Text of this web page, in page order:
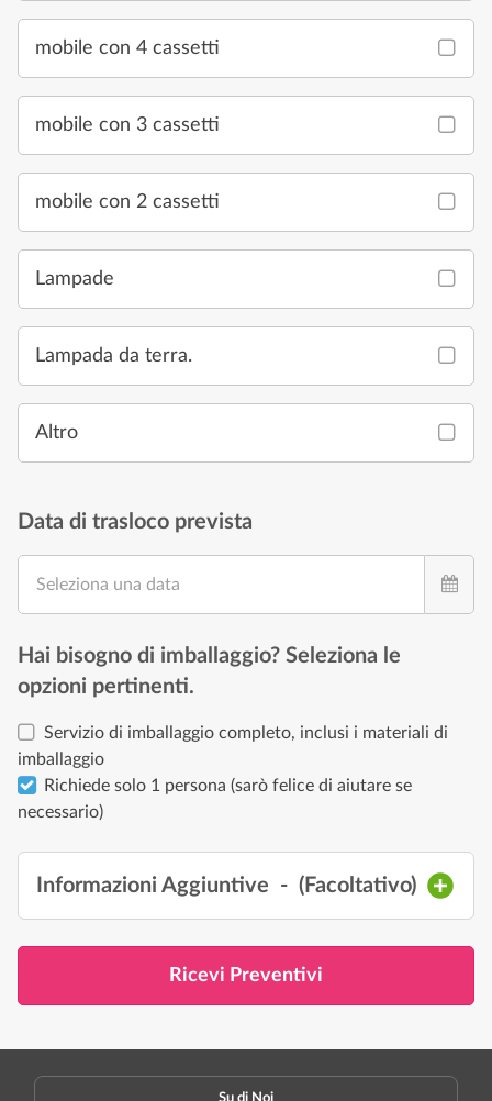
mobile con 4 cassetti
mobile con 3 cassetti
mobile con 2 cassetti
Lampade
Lampada da terra.
Altro
Data di trasloco prevista
Seleziona una data
Hai bisogno di imballaggio? Seleziona le
opzioni pertinenti.
Servizio di imballaggio completo, inclusi i materiali di
imballaggio
Richiede solo 1 persona (sarò felice di aiutare se
necessario)
Informazioni Aggiuntive - ( Facoltativo)
Ricevi Preventivi
Su di Noi